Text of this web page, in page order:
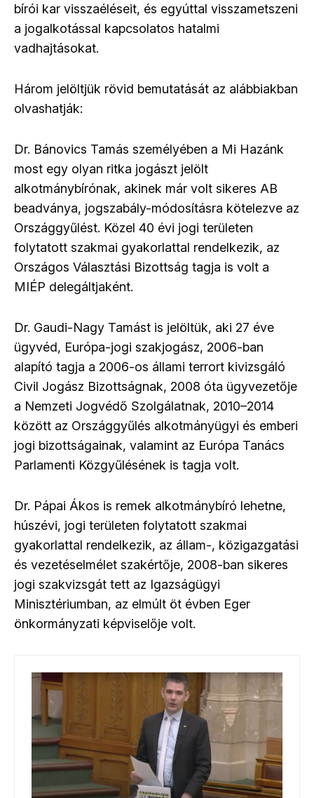
bírói kar visszaéléseit, és egyúttal visszametszeni
a jogalkotással kapcsolatos hatalmi
vadhajtásokat.
Három jelöltjük rövid bemutatását az alábbiakban
olvashatják:
Dr. Bánovics Tamás személyében a Mi Hazánk
most egy olyan ritka jogászt jelölt
alkotmánybírónak, akinek már volt sikeres AB
beadványa, jogszabály-módosításra kötelezve az
Országgyűlést. Közel 40 évi jogi területen
folytatott szakmai gyakorlattal rendelkezik, az
Országos Választási Bizottság tagja is volt a
MIÉP delegáltjaként.
Dr. Gaudi-Nagy Tamást is jelöltük, aki 27 éve
ügyvéd, Európa-jogi szakjogász, 2006-ban
alapító tagja a 2006-os állami terrort kivizsgáló
Civil Jogász Bizottságnak, 2008 óta ügyvezetője
a Nemzeti Jogvédő Szolgálatnak, 2010–2014
között az Országgyűlés alkotmányügyi és emberi
jogi bizottságainak, valamint az Európa Tanács
Parlamenti Közgyűlésének is tagja volt.
Dr. Pápai Ákos is remek alkotmánybíró lehetne,
húszévi, jogi területen folytatott szakmai
gyakorlattal rendelkezik, az állam-, közigazgatási
és vezetéselmélet szakértője, 2008-ban sikeres
jogi szakvizsgát tett az Igazságügyi
Minisztériumban, az elmúlt öt évben Eger
önkormányzati képviselője volt.